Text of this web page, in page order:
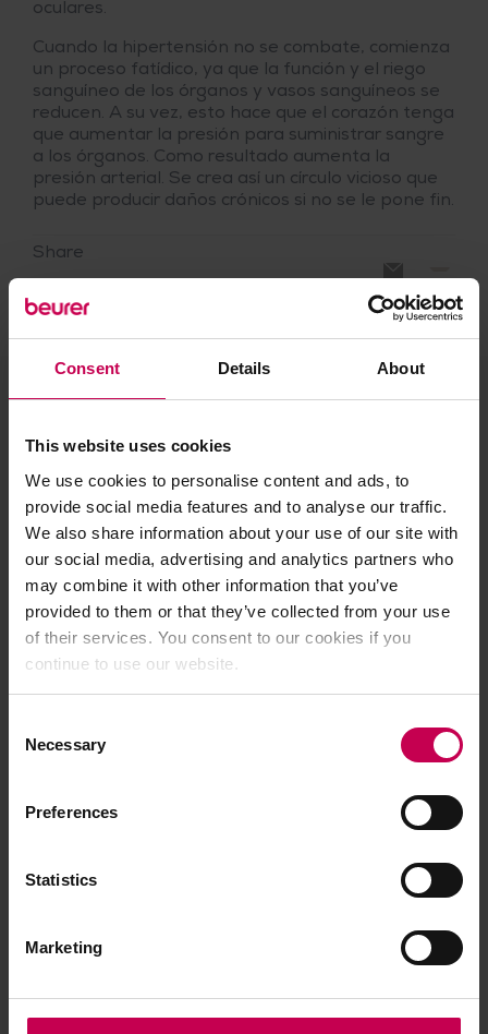
Consent Details About
This website uses cookies
We use cookies to personalise content and ads, to
provide social media features and to analyse our traffic.
We also share information about your use of our site with
our social media, advertising and analytics partners who
may combine it with other information that you’ve
provided to them or that they’ve collected from your use
of their services. You consent to our cookies if you
continue to use our website.
Selection
Necessary
Preferences
Statistics
Marketing
oculares.
Cuando la hipertensión no se combate, comienza
un proceso fatídico, ya que la función y el riego
sanguíneo de los órganos y vasos sanguíneos se
reducen. A su vez, esto hace que el corazón tenga
que aumentar la presión para suministrar sangre
a los órganos. Como resultado aumenta la
presión arterial. Se crea así un círculo vicioso que
puede producir daños crónicos si no se le pone fin.
Share
La función de hipertensión de Apple Watch:
9